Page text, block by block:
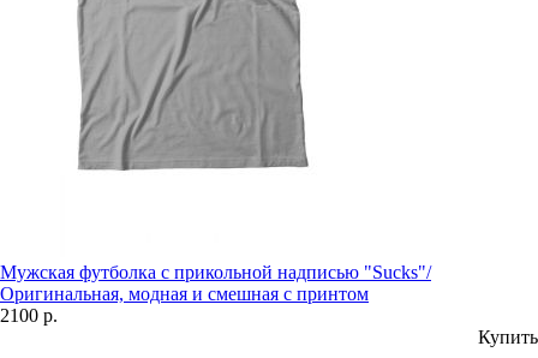
Мужская футболка с прикольной надписью "Sucks"/
Оригинальная, модная и смешная с принтом
2100 р.
Купить